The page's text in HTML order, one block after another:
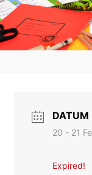
DATUM
20 - 21
Expired!